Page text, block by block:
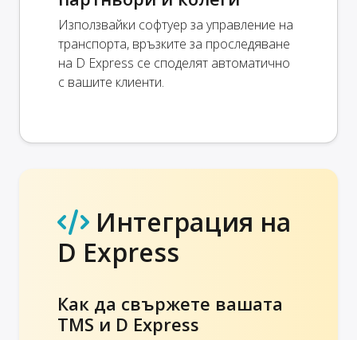
Използвайки софтуер за управление на
транспорта, връзките за проследяване
на D Express се споделят автоматично
с вашите клиенти.
Интеграция на
D Express
Как да свържете вашата
TMS и D Express